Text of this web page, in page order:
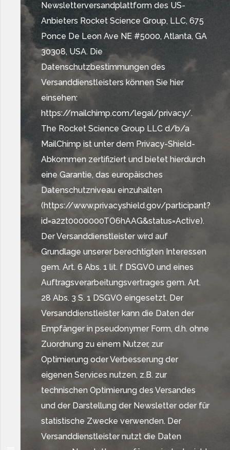
Newsletterversandplattform des US-
Anbieters Rocket Science Group, LLC, 675
Ponce De Leon Ave NE #5000, Atlanta, GA
30308, USA. Die
Datenschutzbestimmungen des
Versanddienstleisters können Sie hier
einsehen:
https://mailchimp.com/legal/privacy/.
The Rocket Science Group LLC d/b/a
MailChimp ist unter dem Privacy-Shield-
Abkommen zertifiziert und bietet hierdurch
eine Garantie, das europäisches
Datenschutzniveau einzuhalten
(https://www.privacyshield.gov/participant?
id=a2zt0000000TO6hAAG&status=Active).
Der Versanddienstleister wird auf
Grundlage unserer berechtigten Interessen
gem. Art. 6 Abs. 1 lit. f DSGVO und eines
Auftragsverarbeitungsvertrages gem. Art.
28 Abs. 3 S. 1 DSGVO eingesetzt. Der
Versanddienstleister kann die Daten der
Empfänger in pseudonymer Form, d.h. ohne
Zuordnung zu einem Nutzer, zur
Optimierung oder Verbesserung der
eigenen Services nutzen, z.B. zur
technischen Optimierung des Versandes
und der Darstellung der Newsletter oder für
statistische Zwecke verwenden. Der
Versanddienstleister nutzt die Daten